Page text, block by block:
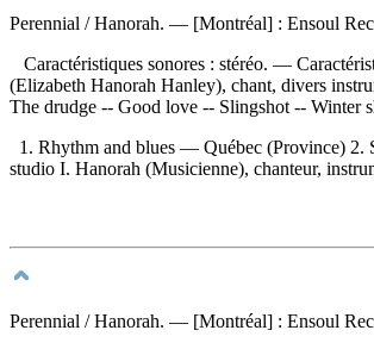
Perennial / Hanorah. — [Montréal] : Ensoul
Caractéristiques sonores : stéréo. —
(Elizabeth Hanorah Hanley), chant, divers
The drudge -- Good love -- Slingshot -- Winter
1. Rhythm and blues — Québec (Province)
studio I. Hanorah (Musicienne), chanteur,
Perennial / Hanorah. — [Montréal] : Ensoul